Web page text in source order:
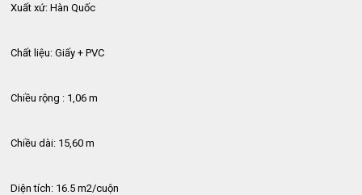
Xuất xứ: Hàn Quốc
Chất liệu: Giấy + PVC
Chiều rộng : 1,06 m
Chiều dài: 15,60 m
Diện tích: 16.5 m2/cuộn